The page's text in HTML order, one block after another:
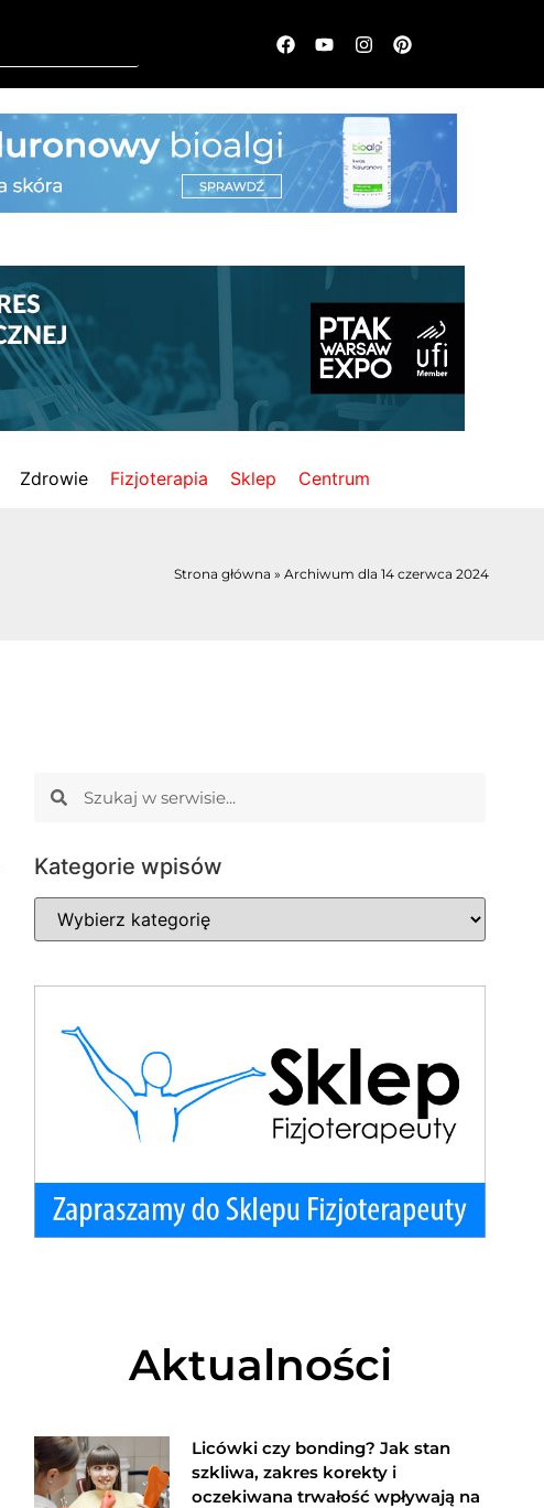
Zdrowie Fizjoterapia Sklep Centrum
Strona główna » Archiwum dla 14 czerwca 2024
Kategorie wpisów
Aktualności
Licówki czy bonding? Jak stan
szkliwa, zakres korekty i
oczekiwana trwałość wpływają na